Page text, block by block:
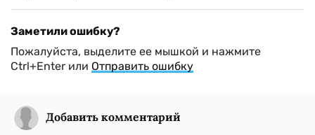
Заметили ошибку?
Пожалуйста, выделите ее мышкой и нажмите
Ctrl+Enter или Отправить ошибку
Добавить комментарий